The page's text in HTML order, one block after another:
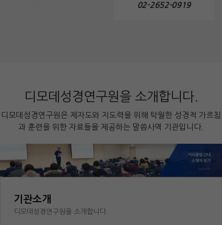
02-2652-0919
디모데성경연구원을 소개합니다.
디모데성경연구원은 제자도와 지도력을 위해 탁월한 성경적 가르침
과 훈련을 위한 자료들을 제공하는 말씀사역 기관입니다.
기관소개
디모데성경연구원을 소개합니다.